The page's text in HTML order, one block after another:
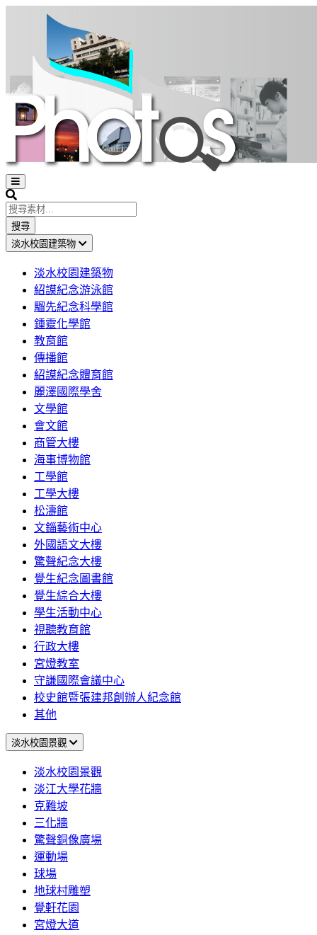
Open
sidebar
Search
搜尋
淡水校園建築物
淡水校園建築物
紹謨紀念游泳館
騮先紀念科學館
鍾靈化學館
教育館
傳播館
紹謨紀念體育館
麗澤國際學舍
文學館
會文館
商管大樓
海事博物館
工學館
工學大樓
松濤館
文錙藝術中心
外國語文大樓
驚聲紀念大樓
覺生紀念圖書館
覺生綜合大樓
學生活動中心
視聽教育館
行政大樓
宮燈教室
守謙國際會議中心
校史館暨張建邦創辦人紀念館
其他
淡水校園景觀
淡水校園景觀
淡江大學花牆
克難坡
三化牆
驚聲銅像廣場
運動場
球場
地球村雕塑
覺軒花園
宮燈大道